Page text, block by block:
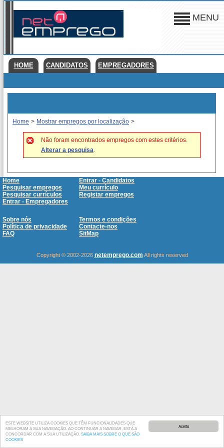
Aceito
ESTE WEBSITE UTILIZA COOKIES QUE TÊM FUNCIONALIDADES QUE
MELHORAM A SUA NAVEGAÇÃO. AO CONTINUAR A NAVEGAR, ESTÁ A
CONCORDAR COM A SUA UTILIZAÇÃO. SAIBA MAIS SOBRE O QUE SÃO
COOKIES
MENU
HOME CANDIDATOS EMPREGADORES
Home > Mostrar empregos por localização >
Não foram encontrados empregos com estes critérios.
Alterar a pesquisa.
Home
Entrar - Candidatos
Pesquisar empregos
Meu currículo
Pesquisar currículos
Registar empregos
Entrar - Empregadores
Sobre nós
Termos e condições
Política de privacidade
Contacte-nos
FAQ
SitMap
Copyright © 2002-2026 netemprego.com All rights reserved